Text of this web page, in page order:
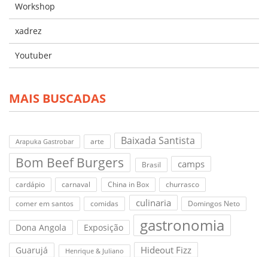
Workshop
xadrez
Youtuber
MAIS BUSCADAS
Arapuka Gastrobar arte Baixada Santista
Bom Beef Burgers Brasil camps
cardápio carnaval China in Box
churrasco
comer em santos
comidas culinaria Domingos Neto
Dona Angola Exposição gastronomia
Guarujá Henrique & Juliano Hideout Fizz